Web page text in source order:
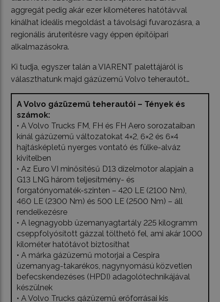
aggregát pedig akár ezer kilométeres hatótávval
kínálhat ideális megoldást a távolsági fuvarozásra, a
regionális áruterítésre vagy éppen építőipari
alkalmazásokra.
Ki tudja, egyszer talán a VIARENT palettájáról is
választhatunk majd gázüzemű Volvo teherautót…
A Volvo gázüzemű teherautói – Tények és
számok:
• A Volvo Trucks FM, FH és FH Aero sorozataiban
kínál gázüzemű változatokat 4×2, 6×2 és 6×4
hajtásképletű nyerges vontató és fülke-alváz
kivitelben
• Az Euro VI minősítésű D13 dízelmotor alapjain a
G13 LNG három teljesítmény- és
forgatónyomaték-szinten – 420 LE (2100 Nm),
460 LE (2300 Nm) és 500 LE (2500 Nm) – áll
rendelkezésre
• A legnagyobb üzemanyagtartály 225 kilogramm
cseppfolyósított gázzal tölthető fel, ami akár 1000
kilométer hatótávot biztosíthat
• A márka gázüzemű motorjai a Cespira
üzemanyag-takarékos, nagynyomású közvetlen
befecskendezéses (HPDI) adagolótechnikájával
készülnek
• A Volvo Trucks gázüzemű erőforrásai kis